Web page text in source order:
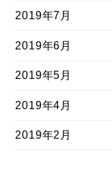
2019年7月
2019年6月
2019年5月
2019年4月
2019年2月